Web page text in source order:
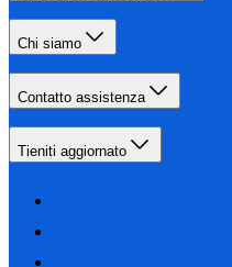
Chi siamo
Contatto assistenza
Tieniti aggiornato